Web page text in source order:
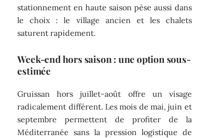
stationnement en haute saison pèse aussi dans
le choix : le village ancien et les chalets
saturent rapidement.
Week-end hors saison : une option sous-
estimée
Gruissan hors juillet-août offre un visage
radicalement différent. Les mois de mai, juin et
septembre permettent de profiter de la
Méditerranée sans la pression logistique de